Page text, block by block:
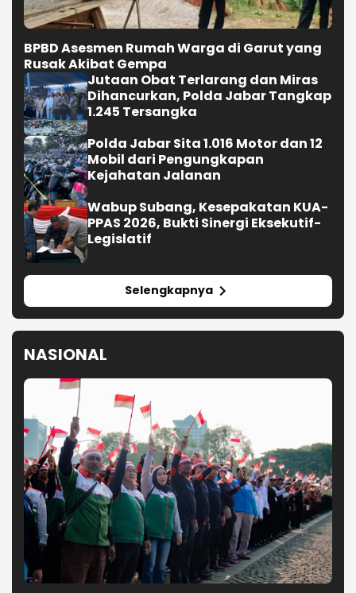
BPBD Asesmen Rumah Warga di Garut yang
Rusak Akibat Gempa
Jutaan Obat Terlarang dan Miras
Dihancurkan, Polda Jabar Tangkap
1.245 Tersangka
Polda Jabar Sita 1.016 Motor dan 12
Mobil dari Pengungkapan
Kejahatan Jalanan
Wabup Subang, Kesepakatan KUA-
PPAS 2026, Bukti Sinergi Eksekutif-
Legislatif
Selengkapnya
NASIONAL